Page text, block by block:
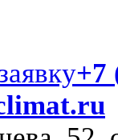
+7